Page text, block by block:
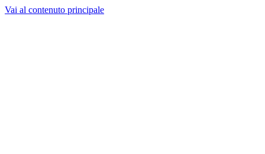
Vai al contenuto principale